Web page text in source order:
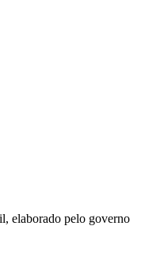
elaborado pelo governo